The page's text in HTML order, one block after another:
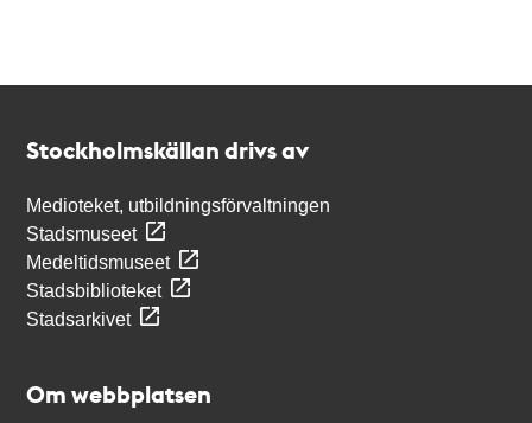
Stockholmskällan drivs av
Medioteket, utbildningsförvaltningen
Stadsmuseet
Medeltidsmuseet
Stadsbiblioteket
Stadsarkivet
Om webbplatsen